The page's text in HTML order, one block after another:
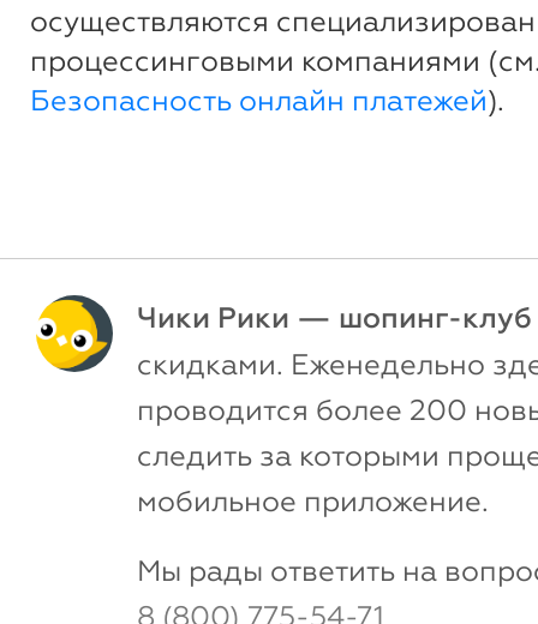
осуществляются
процессинговыми компаниями
Безопасность онлайн платежей).
Чики Рики — шопинг-клуб
скидками. Еженедельно
проводится более 200
следить за которыми
мобильное приложение.
Мы рады ответить на
8 (800) 775-54-71